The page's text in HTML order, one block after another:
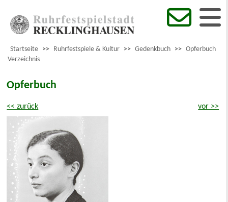
Startseite >> Ruhrfestspiele & Kultur >> Gedenkbuch >> Opferbuch
Verzeichnis
Opferbuch
<< zurück vor >>